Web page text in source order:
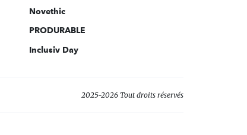
Novethic
PRODURABLE
Inclusiv Day
2025-2026 Tout droits réservés